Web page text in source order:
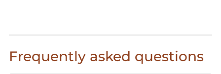
Frequently asked questions